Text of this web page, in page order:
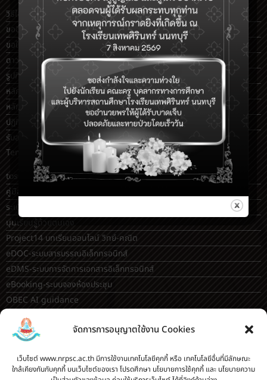
จัดการการอนุญาตใช้งาน Cookies
เว็บไซต์ www.nrpsc.ac.th มีการใช้งานเทคโนโลยีคุกกี้ หรือ เทคโนโลยีอื่นที่มีลักษณะ
ใกล้เคียงกันกับคุกกี้ บนเว็บไซต์ของเรา โปรดศึกษา นโยบายการใช้คุกกี้ และ นโยบายความ
วิธีใช้งานอินเตอร์เน็ต
ขออีเมล์โรงเรียน @nrpsc.ac.th
ขอใช้อินเตอร์เน็ตโรงเรียน
(สำหรับครู)
ดาวน์โหลด
รูปกิจกรรมโรงเรียน
หลักสูตรต้านทุจริตระดับมัธยมศึกษา
หลักสูตรต้านทุจริตทุกระดับ
ปฏิทินกิจกรรม
รับสมัครคัดเลือกบุคคลเพื่อเป็นลูกจ้างชั่วคราว (Application for
Temporary Employee Positions)
toschool.in/nrp
คู่มือเปลี่ยนรหัสผ่าน เลือกชุมนุม เลือกวิชาเลือก ใน toSchool
ระเบียบโรงเรียน
มุมเรียนรู้ด้วยตนเอง
Project14 บทเรียนออนไลน์ วิทย์-คณิต
eDOC-ระบบสารบรรณอิเล็กทรอนิกส์
eDMS-ระบบการจัดการเอกสารอิเล็กทรอนิกส์
eBooking-ระบบจองห้องประชุม
OBEC AI guidance
ระบบจองห้อง/สถานที่
กระดานสนทนา(forum)
ขออนุญาตออกนอกโรงเรียน
ระบบส่งแผนการสอนออนไลน์